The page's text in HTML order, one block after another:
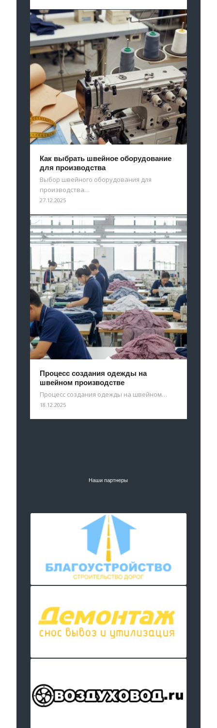
Как выбрать швейное оборудование
для производства
Выбор швейного оборудования для
производства…
27.12.2025
Процесс создания одежды на
швейном производстве
Процесс создания одежды на швейном…
18.12.2025
Наши партнеры